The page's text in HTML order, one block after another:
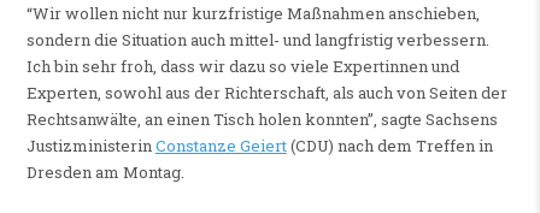
“Wir wollen nicht nur kurzfristige Maßnahmen anschieben,
sondern die Situation auch mittel- und langfristig verbessern.
Ich bin sehr froh, dass wir dazu so viele Expertinnen und
Experten, sowohl aus der Richterschaft, als auch von Seiten der
Rechtsanwälte, an einen Tisch holen konnten”, sagte Sachsens
JustizministerinConstanze Geiert(CDU) nach dem Treffen in
Dresden am Montag.